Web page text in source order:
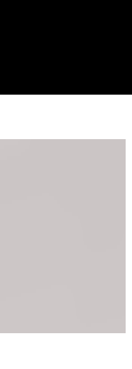
în creștere.
această proprietate,
care aleargă prin